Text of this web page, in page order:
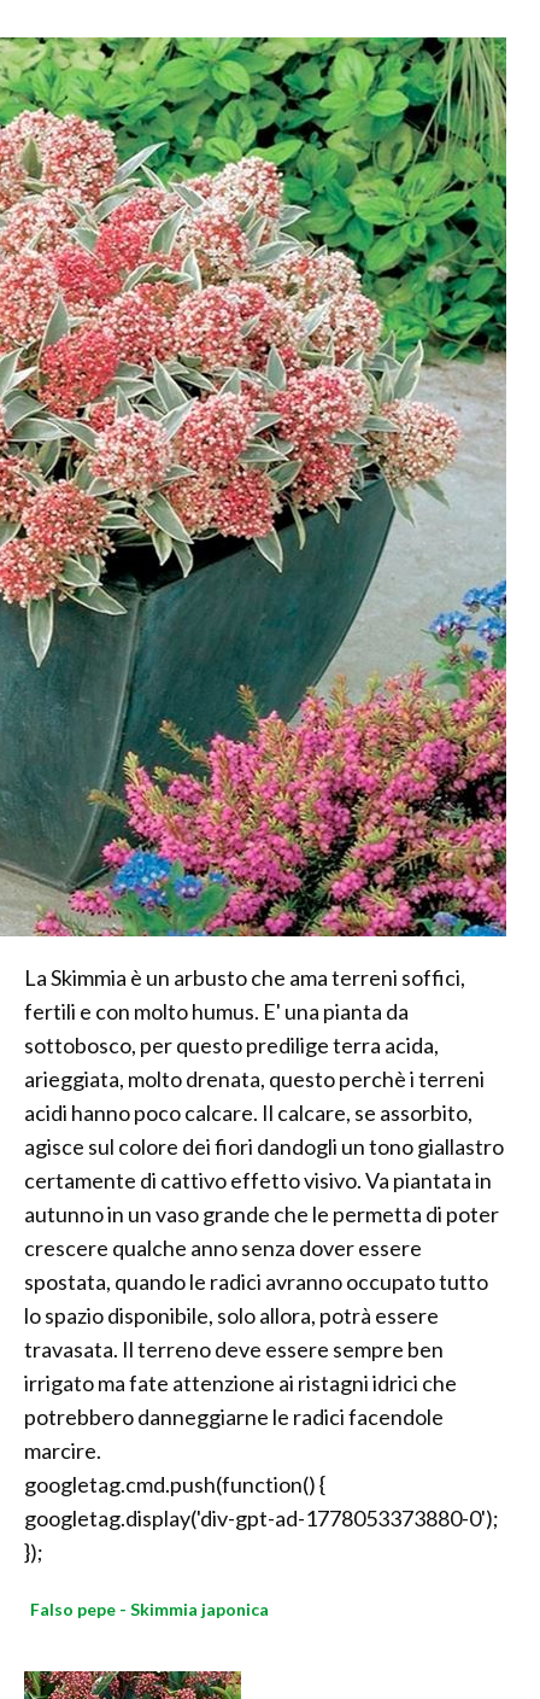
La Skimmia è un arbusto che ama terreni soffici,
fertili e con molto humus. E' una pianta da
sottobosco, per questo predilige terra acida,
arieggiata, molto drenata, questo perchè i terreni
acidi hanno poco calcare. Il calcare, se assorbito,
agisce sul colore dei fiori dandogli un tono giallastro
certamente di cattivo effetto visivo. Va piantata in
autunno in un vaso grande che le permetta di poter
crescere qualche anno senza dover essere
spostata, quando le radici avranno occupato tutto
lo spazio disponibile, solo allora, potrà essere
travasata. Il terreno deve essere sempre ben
irrigato ma fate attenzione ai ristagni idrici che
potrebbero danneggiarne le radici facendole
marcire.
googletag.cmd.push(function() {
googletag.display('div-gpt-ad-1778053373880-0');
});
Falso pepe - Skimmia japonica